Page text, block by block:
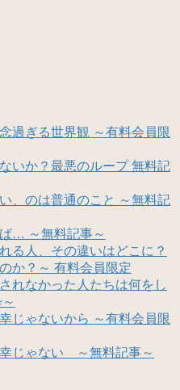
過ぎる世界観 ～有料会員限
いか？最悪のループ 無料記
、のは普通のこと ～無料記
… ～無料記事～
る人、その違いはどこに？
か？～ 有料会員限定
れなかった人たちは何をし
じゃないから ～有料会員限
じゃない ～無料記事～